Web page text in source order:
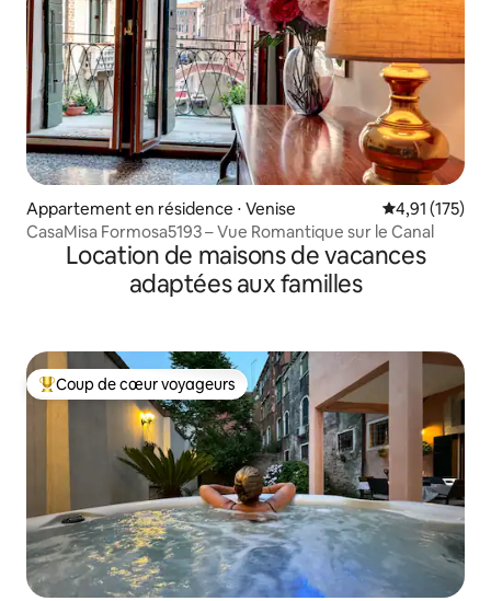
Appartement en résidence ⋅ Venise Évaluation
4,91 (175)
CasaMisa Formosa5193 – Vue Romantique sur le Canal
Location de maisons de vacances
adaptées aux familles
Coups de cœur voyageurs les plus appréciés
Coup de cœur voyageurs